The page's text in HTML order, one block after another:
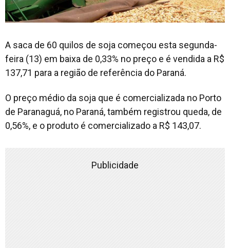
A saca de 60 quilos de soja começou esta segunda-
feira (13) em baixa de 0,33% no preço e é vendida a R$
137,71 para a região de referência do Paraná.
O preço médio da soja que é comercializada no Porto
de Paranaguá, no Paraná, também registrou queda, de
0,56%, e o produto é comercializado a R$ 143,07.
Publicidade